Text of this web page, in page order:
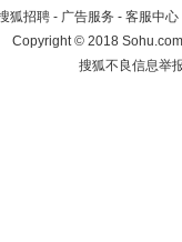
狐招聘 - 广告服务 - 客服中心
Copyright©2018
搜狐不良信息举